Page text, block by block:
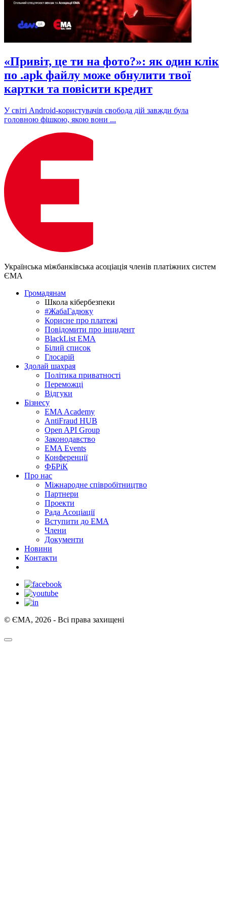
«Привіт, це ти на фото?»: як один клік
по .apk файлу може обнулити твої
картки та повісити кредит
У світі Android-користувачів свобода дій завжди була
головною фішкою, якою вони ...
Українська міжбанківська асоціація членів платіжних систем
ЄМА
Громадянам
Школа кібербезпеки
#ЖабаГадюку
Корисне про платежі
Повідомити про інцидент
BlackList EMA
Білий список
Глосарій
Здолай шахрая
Політика приватності
Переможцi
Відгуки
Бізнесу
EMA Academy
AntiFraud HUB
Open API Group
Законодавство
EMA Events
Конференції
ФБРіК
Про нас
Міжнародне співробітництво
Партнери
Проекти
Рада Асоціації
Вступити до ЕМА
Члени
Документи
Новини
Контакти
© ЄМА, 2026 - Всі права захищені